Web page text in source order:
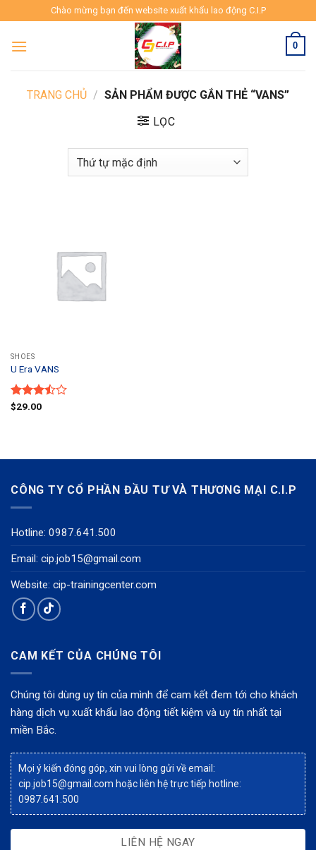
to
content
Chào mừng bạn đến website xuất khẩu lao động C.I.P
0
TRANG CHỦ / SẢN PHẨM ĐƯỢC GẮN THẺ “VANS”
LỌC
SHOES
U Era VANS
Được
$29.00
CÔNG TY CỔ PHẦN ĐẦU TƯ VÀ THƯƠNG MẠI C.I.P
Hotline: 0987.641.500
Email: cip.job15@gmail.com
Website: cip-trainingcenter.com
CAM KẾT CỦA CHÚNG TÔI
Chúng tôi dùng uy tín của mình để cam kết đem tới cho khách
hàng dịch vụ xuất khẩu lao động tiết kiệm và uy tín nhất tại
miền Bắc.
Mọi ý kiến đóng góp, xin vui lòng gửi về email:
cip.job15@gmail.com hoặc liên hệ trực tiếp hotline:
0987.641.500
LIÊN HỆ NGAY